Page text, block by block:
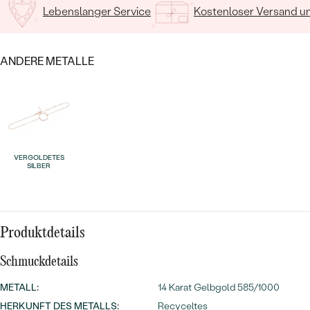
GOLD
EDELSTEINSCHMUCK
SCHMUCK MIT LAB GROWN
PERLENSCHMUCK
NACH STYL
MINIMALISTISCH
NACH ANLASS
PREISWERTE
LUXURIÖSE
LUXURIÖSE
Lebenslanger Service Kostenloser Versand
ANDERE METALLE
VERGOLDETES
SILBER
Produktdetails
Schmuckdetails
METALL:
14 Karat Gelbgold 585/1000
HERKUNFT DES METALLS: Recyceltes